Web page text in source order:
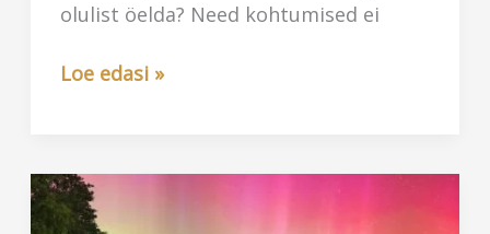
olulist öelda? Need kohtumised ei
Kohtumised
Loe edasi »